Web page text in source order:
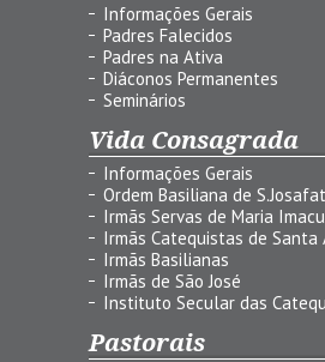
Informações Gerais
Padres Falecidos
Padres na Ativa
Diáconos Permanentes
Seminários
Vida Consagrada
Informações Gerais
Ordem Basiliana de S.Josafat
Irmãs Servas de Maria
Irmãs Catequistas de Santa
Irmãs Basilianas
Irmãs de São José
Instituto Secular das
Pastorais